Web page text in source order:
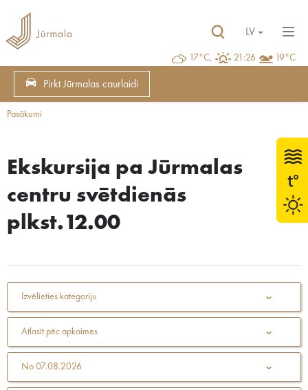
17°C, 21:26 19°C
LV
Pirkt Jūrmalas caurlaidi
Pasākumi
Ekskursija pa Jūrmalas
centru svētdienās
plkst.12.00
Izvēlieties kategoriju
Atlasīt pēc apkaimes
No 07.08.2026